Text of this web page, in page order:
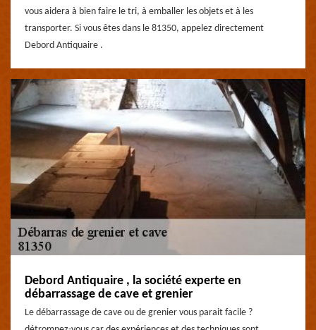
vous aidera à bien faire le tri, à emballer les objets et à les
transporter. Si vous êtes dans le 81350, appelez directement
Debord Antiquaire .
Debord Antiquaire , la société experte en
débarrassage de cave et grenier
Le débarrassage de cave ou de grenier vous parait facile ?